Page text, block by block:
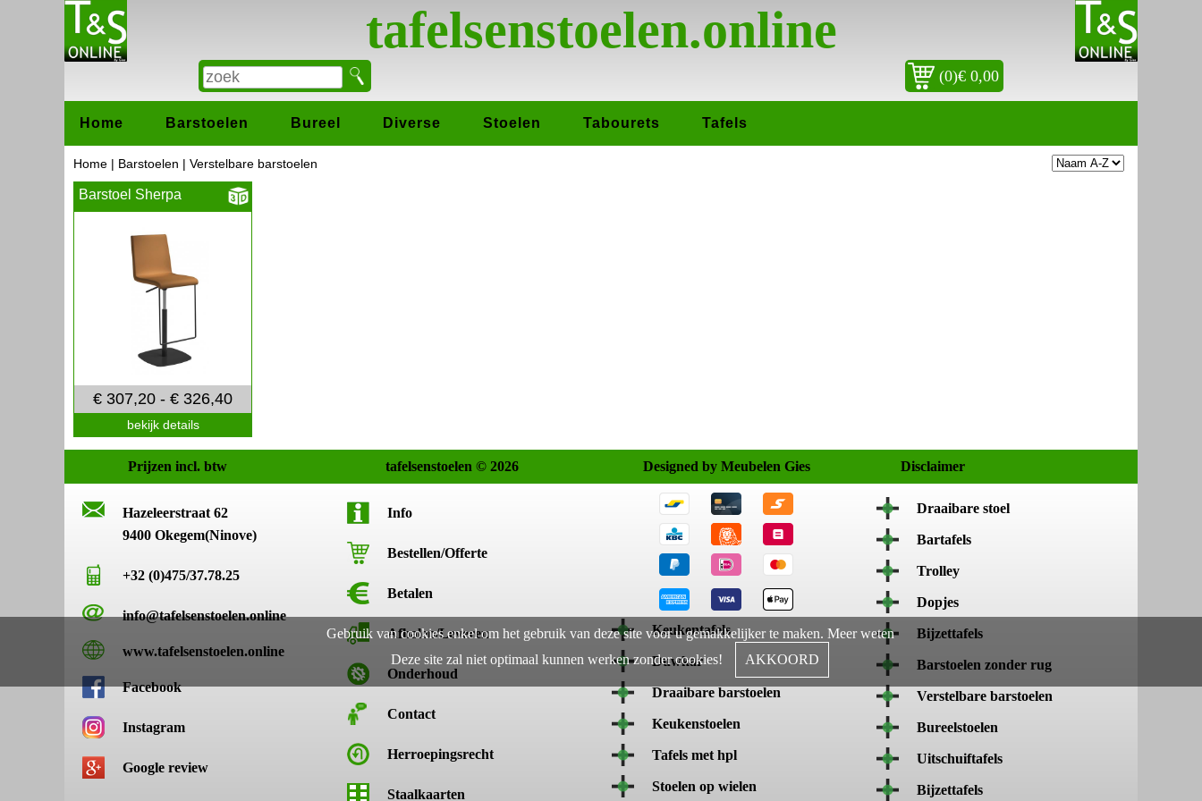
tafelsenstoelen.online
(0)€ 0,00
Home Barstoelen Bureel Diverse Stoelen Tabourets Tafels
Home | Barstoelen | Verstelbare barstoelen
Barstoel Sherpa
€ 307,20 - € 326,40
bekijk details
Prijzen incl. btw tafelsenstoelen © 2026 Designed by Meubelen Gies Disclaimer
Hazeleerstraat 62
9400 Okegem(Ninove)
+32 (0)475/37.78.25
info@tafelsenstoelen.online
www.tafelsenstoelen.online
Facebook
Instagram
Google review
Info
Bestellen/Offerte
Betalen
Afhalen/Leveren
Onderhoud
Contact
Herroepingsrecht
Staalkaarten
Keukentafels
Duwkar
Draaibare barstoelen
Keukenstoelen
Tafels met hpl
Stoelen op wielen
Draaibare stoel
Bartafels
Trolley
Dopjes
Bijzettafels
Barstoelen zonder rug
Verstelbare barstoelen
Bureelstoelen
Uitschuiftafels
Bijzettafels
Gebruik van cookies enkel om het gebruik van deze site voor u gemakkelijker te maken. Meer weten
Deze site zal niet optimaal kunnen werken zonder cookies!
AKKOORD